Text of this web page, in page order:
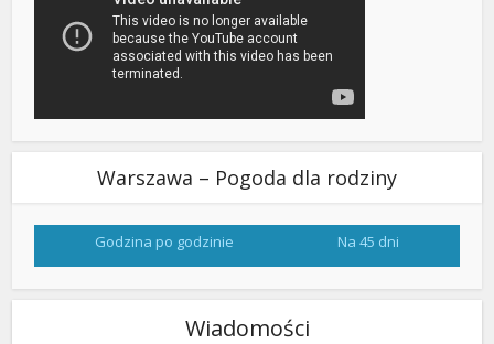
Warszawa – Pogoda dla rodziny
Godzina po godzinie Na 45 dni
Wiadomości